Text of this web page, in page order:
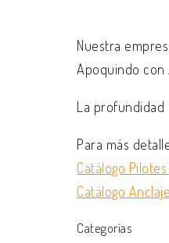
Nuestra
Apoquindo con
La
Para más
Catálogo
Catálogo
Categorías